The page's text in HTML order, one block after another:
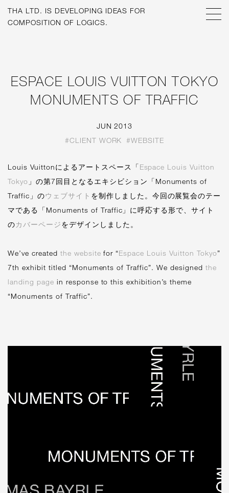
THA LTD. IS DEVELOPING IDEAS FOR
THEORY INSIDE MOTLOO+
ESPACE LOUIS VUITTON TOKYO
MONUMENTS OF TRAFFIC
JUN 2013
#CLIENT WORK
#WEBSITE
Louis Vuittonによるアートスペース「Espace Louis Vuitton
Tokyo 」の第7回目となるエキシビション「Monuments of
Traffic」のウェブサイト を制作しました。今回の展覧会のテー
マである「Monuments of Traffic」に呼応する形で、サイト
のカバーページをデザインしました。
We’ve created the website for “Espace Louis Vuitton Tokyo”
7th exhibit titled “Monuments of Traffic”. We designed the
landing page in response to this exhibition’s theme
“Monuments of Traffic”.